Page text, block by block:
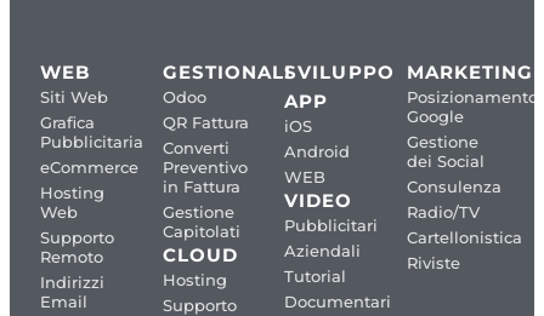
WEB
Siti Web
Grafica
Pubblicitaria
eCommerce
Hosting
Web
Supporto
Remoto
Indirizzi
Email
GESTIONALI
Odoo
QR Fattura
Converti
Preventivo
in Fattura
Gestione
Capitolati
CLOUD
Hosting
Supporto
SVILUPPO
APP
iOS
Android
WEB
VIDEO
Pubblicitari
Aziendali
Tutorial
Documentari
MARKETING
Posizionamento
Google
Gestione
dei Social
Consulenza
Radio/TV
Cartellonistica
Riviste